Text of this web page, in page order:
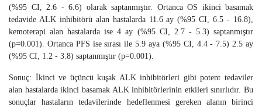
(%95 CI, 2.6 - 6.6) olarak saptanmıştır. Ortanca OS ikinci basamak
tedavide ALK inhibitörü alan hastalarda 11.6 ay (%95 CI, 6.5 - 16.8),
kemoterapi alan hastalarda ise 4 ay (%95 CI, 2.7 - 5.3) saptanmıştır
(p=0.001). Ortanca PFS ise sırası ile 5.9 aya (%95 CI, 4.4 - 7.5) 2.5 ay
(%95 CI, 1.2 - 3.8) saptanmıştır (p=0.001).
Sonuç: İkinci ve üçüncü kuşak ALK inhibitörleri gibi potent tedaviler
alan hastalarda ikinci basamak ALK inhibitörlerinin etkileri sınırlıdır. Bu
sonuçlar hastaların tedavilerinde hedeflenmesi gereken alanın birinci